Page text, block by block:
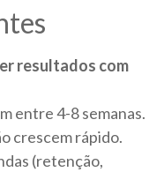
resultados com
entre 4-8 semanas.
crescem rápido.
(retenção,